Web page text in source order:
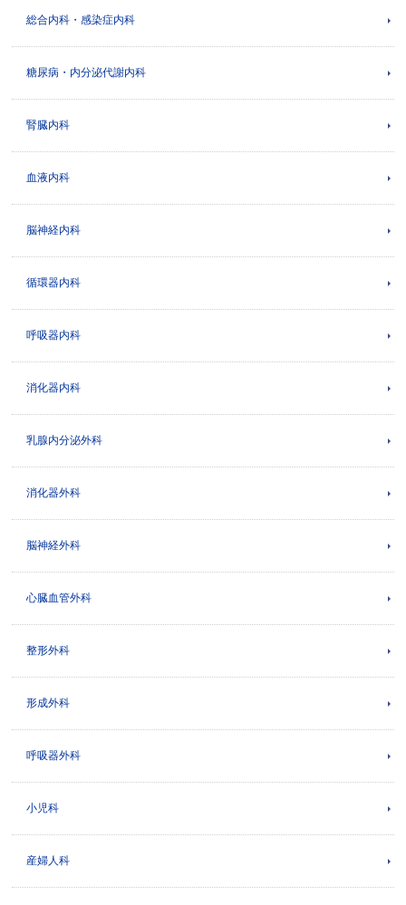
総合内科・感染症内科
糖尿病・内分泌代謝内科
腎臓内科
血液内科
脳神経内科
循環器内科
呼吸器内科
消化器内科
乳腺内分泌外科
消化器外科
脳神経外科
心臓血管外科
整形外科
形成外科
呼吸器外科
小児科
産婦人科